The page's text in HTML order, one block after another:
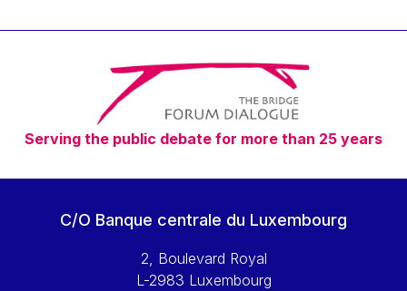
Serving the public debate for more than 25 years
C/O Banque centrale du Luxembourg
2, Boulevard Royal
L-2983 Luxembourg